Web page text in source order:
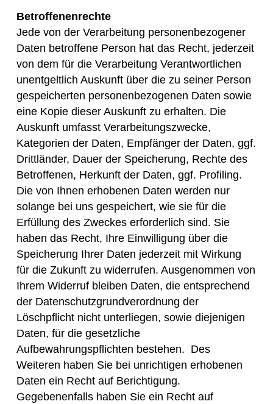
Betroffenenrechte
Jede von der Verarbeitung personenbezogener
Daten betroffene Person hat das Recht, jederzeit
von dem für die Verarbeitung Verantwortlichen
unentgeltlich Auskunft über die zu seiner Person
gespeicherten personenbezogenen Daten sowie
eine Kopie dieser Auskunft zu erhalten. Die
Auskunft umfasst Verarbeitungszwecke,
Kategorien der Daten, Empfänger der Daten, ggf.
Drittländer, Dauer der Speicherung, Rechte des
Betroffenen, Herkunft der Daten, ggf. Profiling.
Die von Ihnen erhobenen Daten werden nur
solange bei uns gespeichert, wie sie für die
Erfüllung des Zweckes erforderlich sind. Sie
haben das Recht, Ihre Einwilligung über die
Speicherung Ihrer Daten jederzeit mit Wirkung
für die Zukunft zu widerrufen. Ausgenommen von
Ihrem Widerruf bleiben Daten, die entsprechend
der Datenschutzgrundverordnung der
Löschpflicht nicht unterliegen, sowie diejenigen
Daten, für die gesetzliche
Aufbewahrungspflichten bestehen. Des
Weiteren haben Sie bei unrichtigen erhobenen
Daten ein Recht auf Berichtigung.
Gegebenenfalls haben Sie ein Recht auf